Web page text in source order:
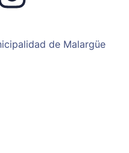
de Malargüe